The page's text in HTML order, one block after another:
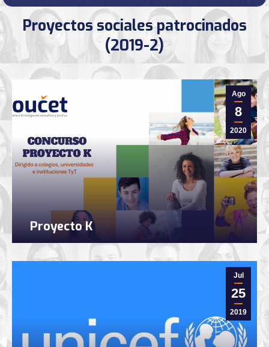
Proyectos sociales patrocinados
(2019-2)
Ago
8
2020
Proyecto K
Jul
25
2019